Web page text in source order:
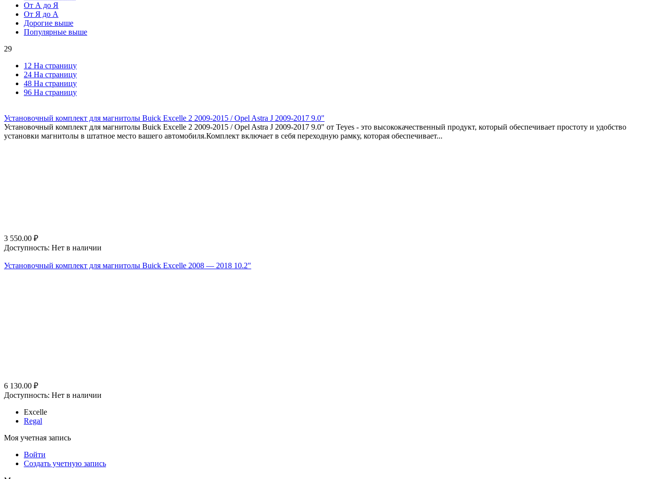
От А до Я
От Я до А
Дорогие выше
Популярные выше
29
12 На страницу
24 На страницу
48 На страницу
96 На страницу
Установочный комплект для магнитолы Buick Excelle 2 2009-2015 / Opel Astra J 2009-2017 9.0"
Установочный комплект для магнитолы Buick Excelle 2 2009-2015 / Opel Astra J 2009-2017 9.0" от Teyes - это высококачественный продукт, который обеспечивает простоту и удобство
установки магнитолы в штатное место вашего автомобиля.Комплект включает в себя переходную рамку, которая обеспечивает...
3 550.00 ₽
Доступность: Нет в наличии
Установочный комплект для магнитолы Buick Excelle 2008 — 2018 10.2"
6 130.00 ₽
Доступность: Нет в наличии
Excelle
Regal
Моя учетная запись
Войти
Создать учетную запись